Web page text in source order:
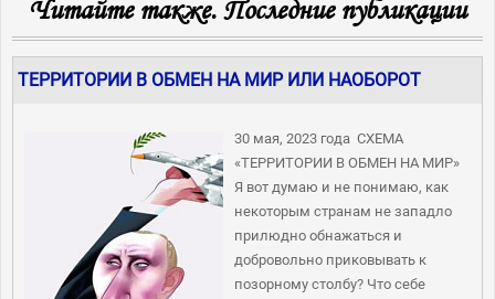
Читайте также. Последние публикации
ТЕРРИТОРИИ В ОБМЕН НА МИР ИЛИ НАОБОРОТ
30 мая, 2023 года СХЕМА
«ТЕРРИТОРИИ В ОБМЕН НА МИР»
Я вот думаю и не понимаю, как
некоторым странам не западло
прилюдно обнажаться и
добровольно приковывать к
позорному столбу? Что себе